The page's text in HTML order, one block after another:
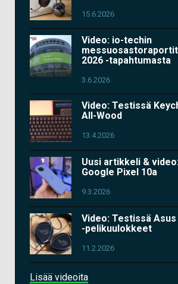
15.6.2026
Video: io-techin
2026 -tapahtumasta
3.6.2026
Video: Testissä
All-Wood
13.4.2026
Uusi artikkeli &
Google Pixel 10a
9.3.2026
Video: Testissä Asus
-pelikuulokkeet
11.2.2026
Lisää videoita